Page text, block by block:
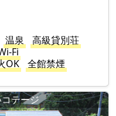
温泉
高級貸別荘
Fi
OK
全館禁煙
テージ